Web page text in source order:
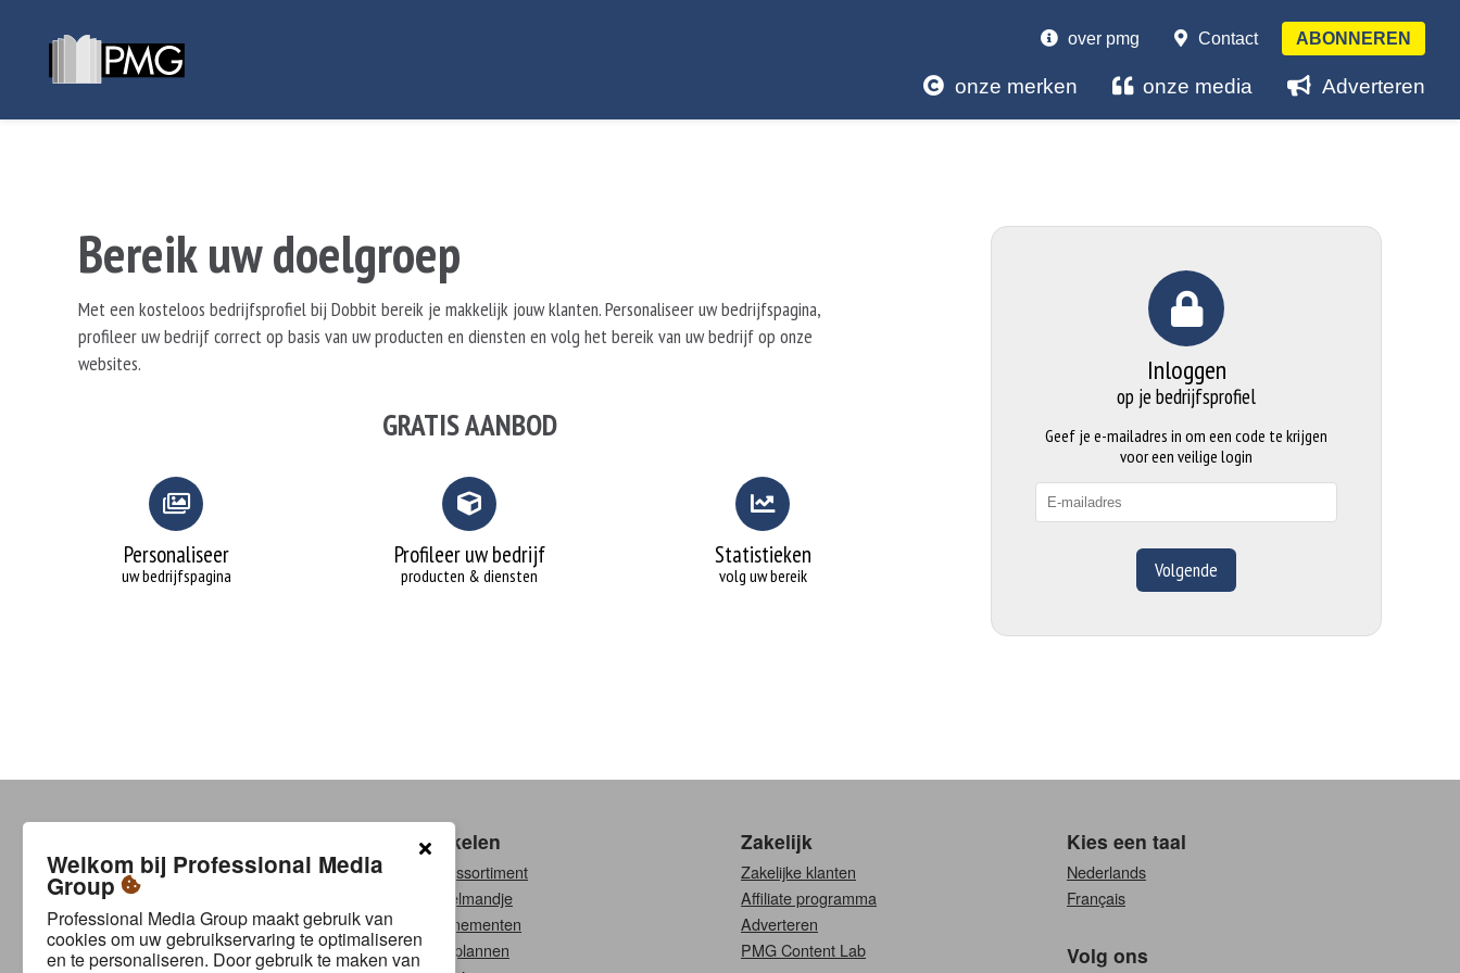
over pmg Contact ABONNEREN
onze merken onze media Adverteren
Bereik uw doelgroep
Met een kosteloos bedrijfsprofiel bij Dobbit bereik je makkelijk jouw klanten. Personaliseer uw bedrijfspagina,
profileer uw bedrijf correct op basis van uw producten en diensten en volg het bereik van uw bedrijf op onze
websites.
GRATIS AANBOD
Personaliseer
uw bedrijfspagina
Profileer uw bedrijf
producten & diensten
Statistieken
volg uw bereik
Inloggen
op je bedrijfsprofiel
Geef je e-mailadres in om een code te krijgen
voor een veilige login
Volgende
Contact
Betalingsmethoden
Verzenden & retourneren
Garantie & reparatie
Winkelen
Ons assortiment
Winkelmandje
Abonnementen
Bouwplannen
Zakelijk
Zakelijke klanten
Affiliate programma
Adverteren
PMG Content Lab
Kies een taal
Nederlands
Français
Volg ons
Welkom bij Professional Media
Group
Professional Media Group maakt gebruik van
cookies om uw gebruikservaring te optimaliseren
en te personaliseren. Door gebruik te maken van